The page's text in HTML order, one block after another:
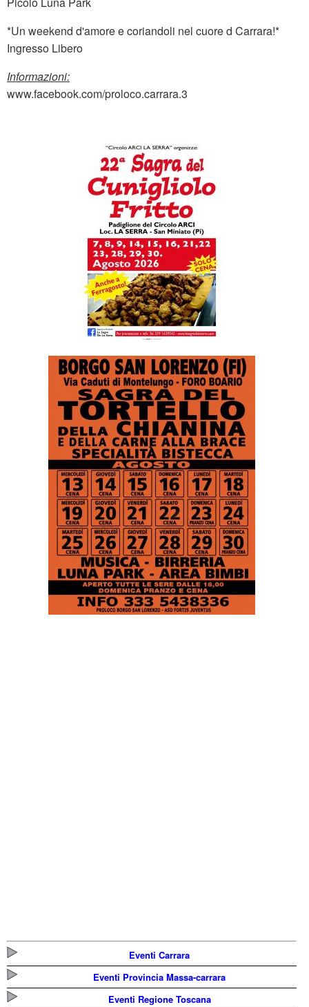
*Un weekend d'amore e coriandoli nel cuore d Carrara!*
Ingresso Libero
Informazioni:
www.facebook.com/proloco.carrara.3
Eventi Carrara
Eventi Provincia Massa-carrara
Eventi Regione Toscana